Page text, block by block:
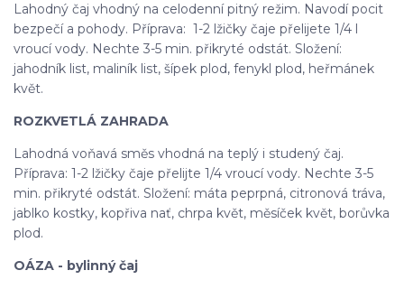
Lahodný čaj vhodný na celodenní pitný režim. Navodí pocit
bezpečí a pohody. Příprava: 1-2 lžičky čaje přelijete 1/4 l
vroucí vody. Nechte 3-5 min. přikryté odstát. Složení:
jahodník list, maliník list, šípek plod, fenykl plod, heřmánek
květ.
ROZKVETLÁ ZAHRADA
Lahodná voňavá směs vhodná na teplý i studený čaj.
Příprava: 1-2 lžičky čaje přelijte 1/4 vroucí vody. Nechte 3-5
min. přikryté odstát. Složení: máta peprpná, citronová tráva,
jablko kostky, kopřiva nať, chrpa květ, měsíček květ, borůvka
plod.
OÁZA - bylinný čaj